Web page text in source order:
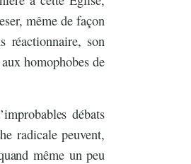
même de façon
réactionnaire, son
homophobes de
débats
radicale peuvent,
même un peu